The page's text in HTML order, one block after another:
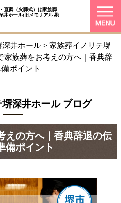
直葬（火葬式）は家族葬
井ホール(旧メモリアル堺)
深井ホール> 家族葬イノリテ堺
家族葬をお考えの方へ｜香典辞
ポイント
深井ホール ブログ
えの方へ｜香典辞退の伝
備ポイント